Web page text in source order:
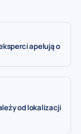
apelują o
od lokalizacji